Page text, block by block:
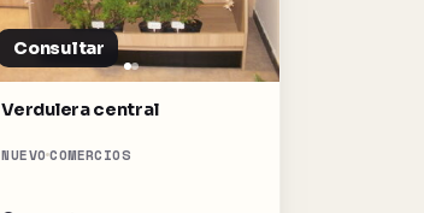
Consultar
Verdulera central
NUEVOCOMERCIOS